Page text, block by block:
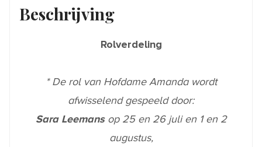
Beschrijving
Rolverdeling
* De rol van Hofdame Amanda wordt
afwisselend gespeeld door:
Sara Leemansop 25 en 26 juli en 1 en 2
augustus,